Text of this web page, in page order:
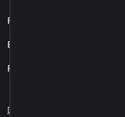
Personal
Business
Pentru clienți
Despre noi